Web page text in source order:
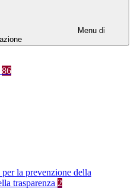
Menu di
86
la prevenzione della
trasparenza 2